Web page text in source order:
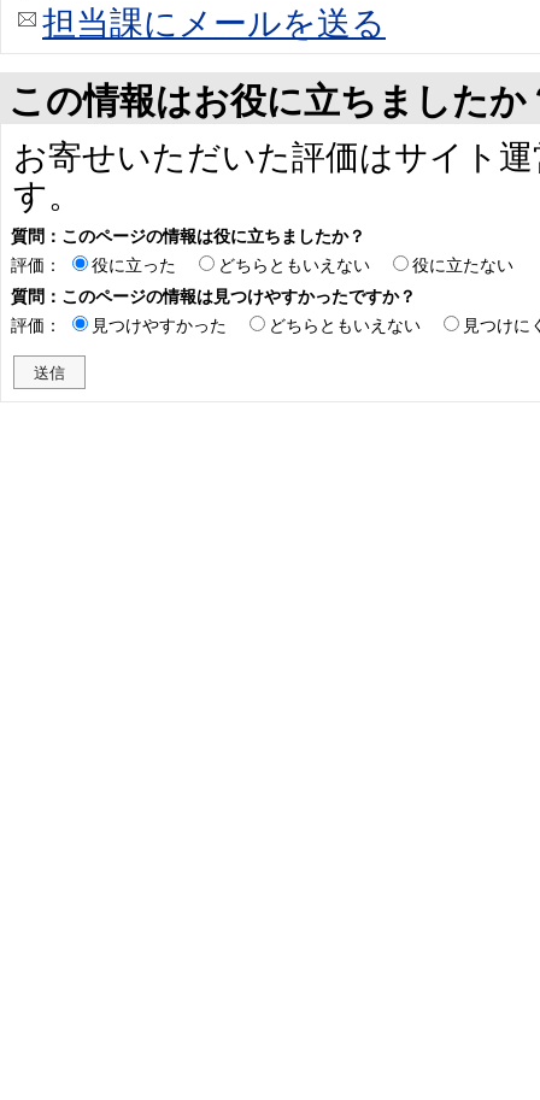
担当課にメールを送る
この情報はお役に立ちましたか
お寄せいただいた評価はサイト
す。
質問：このページの情報は役に立ちましたか？
評価：
役に立った どちらともいえない
役に立たない
質問：このページの情報は見つけやすかったですか？
評価：
見つけやすかった どちらともいえない 見つけに